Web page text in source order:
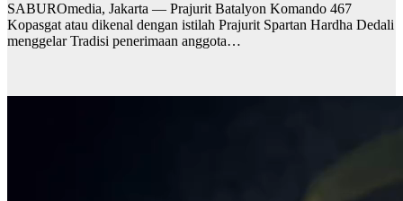
SABUROmedia, Jakarta — Prajurit Batalyon Komando 467
Kopasgat atau dikenal dengan istilah Prajurit Spartan Hardha Dedali
menggelar Tradisi penerimaan anggota…